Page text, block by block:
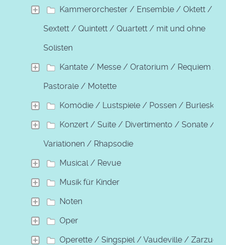
Kammerorchester / Ensemble / Oktett /
Sextett / Quintett / Quartett / mit und ohne
Solisten
Kantate / Messe / Oratorium / Requiem /
Pastorale / Motette
Komödie / Lustspiele / Possen / Burleske
Konzert / Suite / Divertimento / Sonate /
Variationen / Rhapsodie
Musical / Revue
Musik für Kinder
Noten
Oper
Operette / Singspiel / Vaudeville / Zarzuela